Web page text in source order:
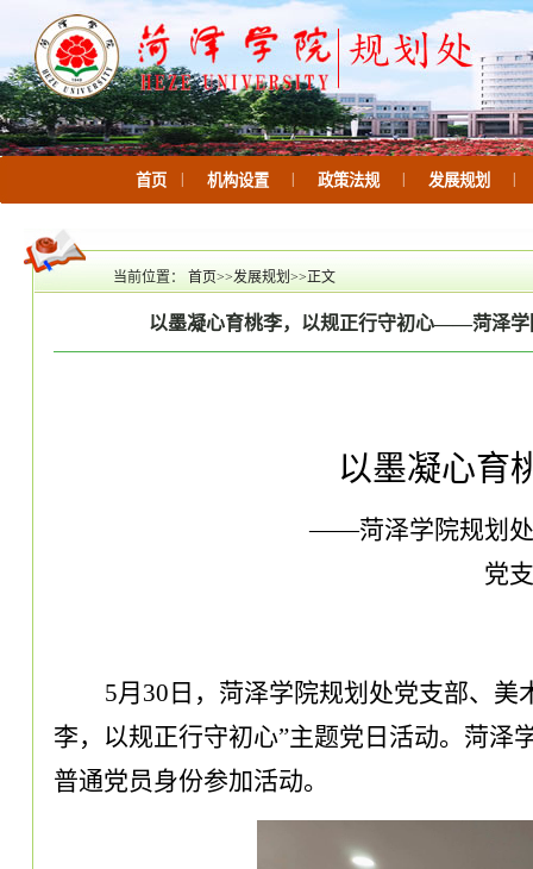
首页 机构设置 政策法规 发展规划
当前位置： 首页>>发展规划 >>正文
以墨凝心育桃李，以规正行守初心——菏泽学
以墨凝心育
——菏泽学院规划处
党
5月30日，菏泽学院规划处党支部、
李，以规正行守初心”主题党日活动。菏泽
普通党员身份参加活动。